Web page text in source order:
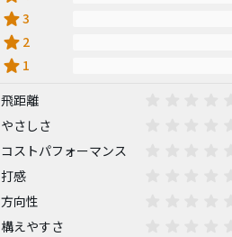
star3
star 2
star 1
飛距離
やさしさ
コストパフォーマンス
打感
方向性
構えやすさ